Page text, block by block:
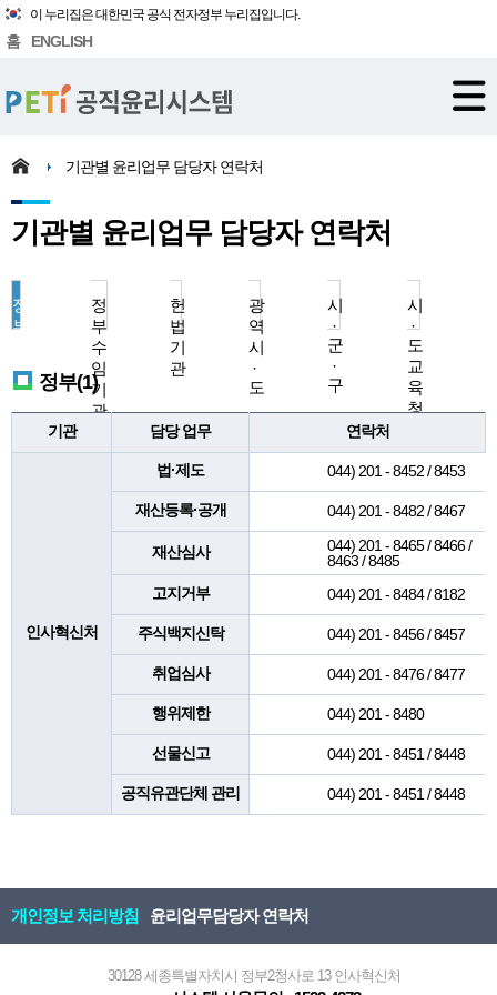
이 누리집은 대한민국 공식 전자정부 누리집입니다.
홈 ENGLISH
기관별 윤리업무 담당자 연락처
기관별 윤리업무 담당자 연락처
정
부
정
부
수
임
기
관
헌
법
기
관
광
역
시
·
도
시
·
군
·
구
시
·
도
교
육
청
정부(1)
기관 담당 업무 연락처
인사혁신처
법·제도 044) 201 - 8452 / 8453
재산등록·공개 044) 201 - 8482 / 8467
재산심사
044) 201 - 8465 / 8466 /
8463 / 8485
고지거부
044) 201 - 8484 / 8182
주식백지신탁 044) 201 - 8456 / 8457
취업심사 044) 201 - 8476 / 8477
행위제한 044) 201 - 8480
선물신고 044) 201 - 8451 / 8448
공직유관단체 관리 044) 201 - 8451 / 8448
개인정보 처리방침 윤리업무담당자 연락처
30128 세종특별자치시 정부2청사로 13 인사혁신처